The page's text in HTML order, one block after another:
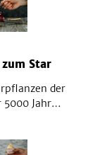
Star
der
Jahren
wir erklären